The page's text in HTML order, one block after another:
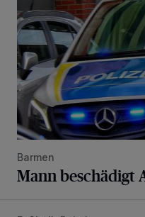
Barmen
Mann beschädigt